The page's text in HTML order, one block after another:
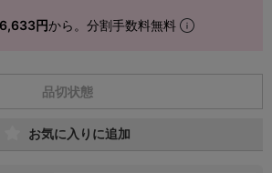
円から。分割手数料無料
品切状態
お気に入りに追加